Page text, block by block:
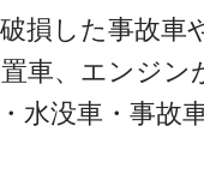
損した事故車
車、エンジン
水没車・事故